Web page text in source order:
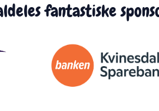
fantastiske